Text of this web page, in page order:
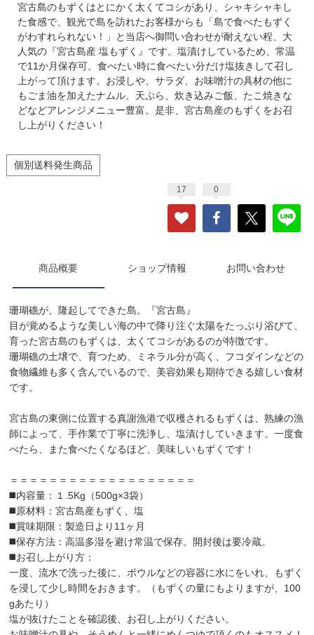
宮古島のもずくはとにかく太くてコシがあり、シャキシャキし
た食感で、観光で島を訪れたお客様からも「島で食べたもずく
がわすれられない！」と当店へ御問い合わせが耐えない程、大
人気の『宮古島産 塩もずく』です。塩漬けしているため、常温
で11か月保存可。食べたい時に食べたい分だけ塩抜きして召し
上がって頂けます。お浸しや、サラダ、お味噌汁の具材の他に
もごま油を加えたナムル、天ぷら、炊き込みご飯、たこ焼きな
どなどアレンジメニュー豊富。是非、宮古島産のもずくをお召
し上がりください！
個別送料発生商品
17 0
商品概要 ショップ情報 お問い合わせ
珊瑚礁が、隆起してできた島。『宮古島』
目が覚めるような美しい海の中で降り注ぐ太陽をたっぷり浴びて、
育った宮古島のもずくは、太くてコシがあるのが特徴です。
珊瑚礁の土壌で、育つため、ミネラル分が高く、フコダインなどの
食物繊維も多く含んでいるので、美容効果も期待できる嬉しい食材
です。
宮古島の東側に位置する真謝漁港で収穫されるもずくは、熟練の漁
師によって、手作業で丁寧に洗浄し、塩漬けしていきます。一度食
べたら、また食べたくなるほど、美味しいもずくです！
＝＝＝＝＝＝＝＝＝＝＝＝＝＝＝＝＝＝＝
◼️内容量：１.5Kg（500g×3袋）
◼️原材料：宮古島産もずく、塩
◼️賞味期限：製造日より11ヶ月
◼️保存方法：高温多湿を避け常温で保存。開封後は要冷蔵。
◼️お召し上がり方：
一度、流水で洗った後に、ボウルなどの容器に水にをいれ、もずく
を浸して少し時間をおきます。（もずくの量にもよりますが、100
gあたり）
塩が抜けたことを確認後、お召し上がりください。